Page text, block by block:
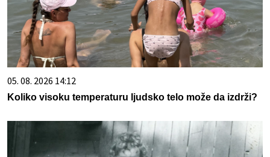
05. 08. 2026 14:12
Koliko visoku temperaturu ljudsko telo može da izdrži?